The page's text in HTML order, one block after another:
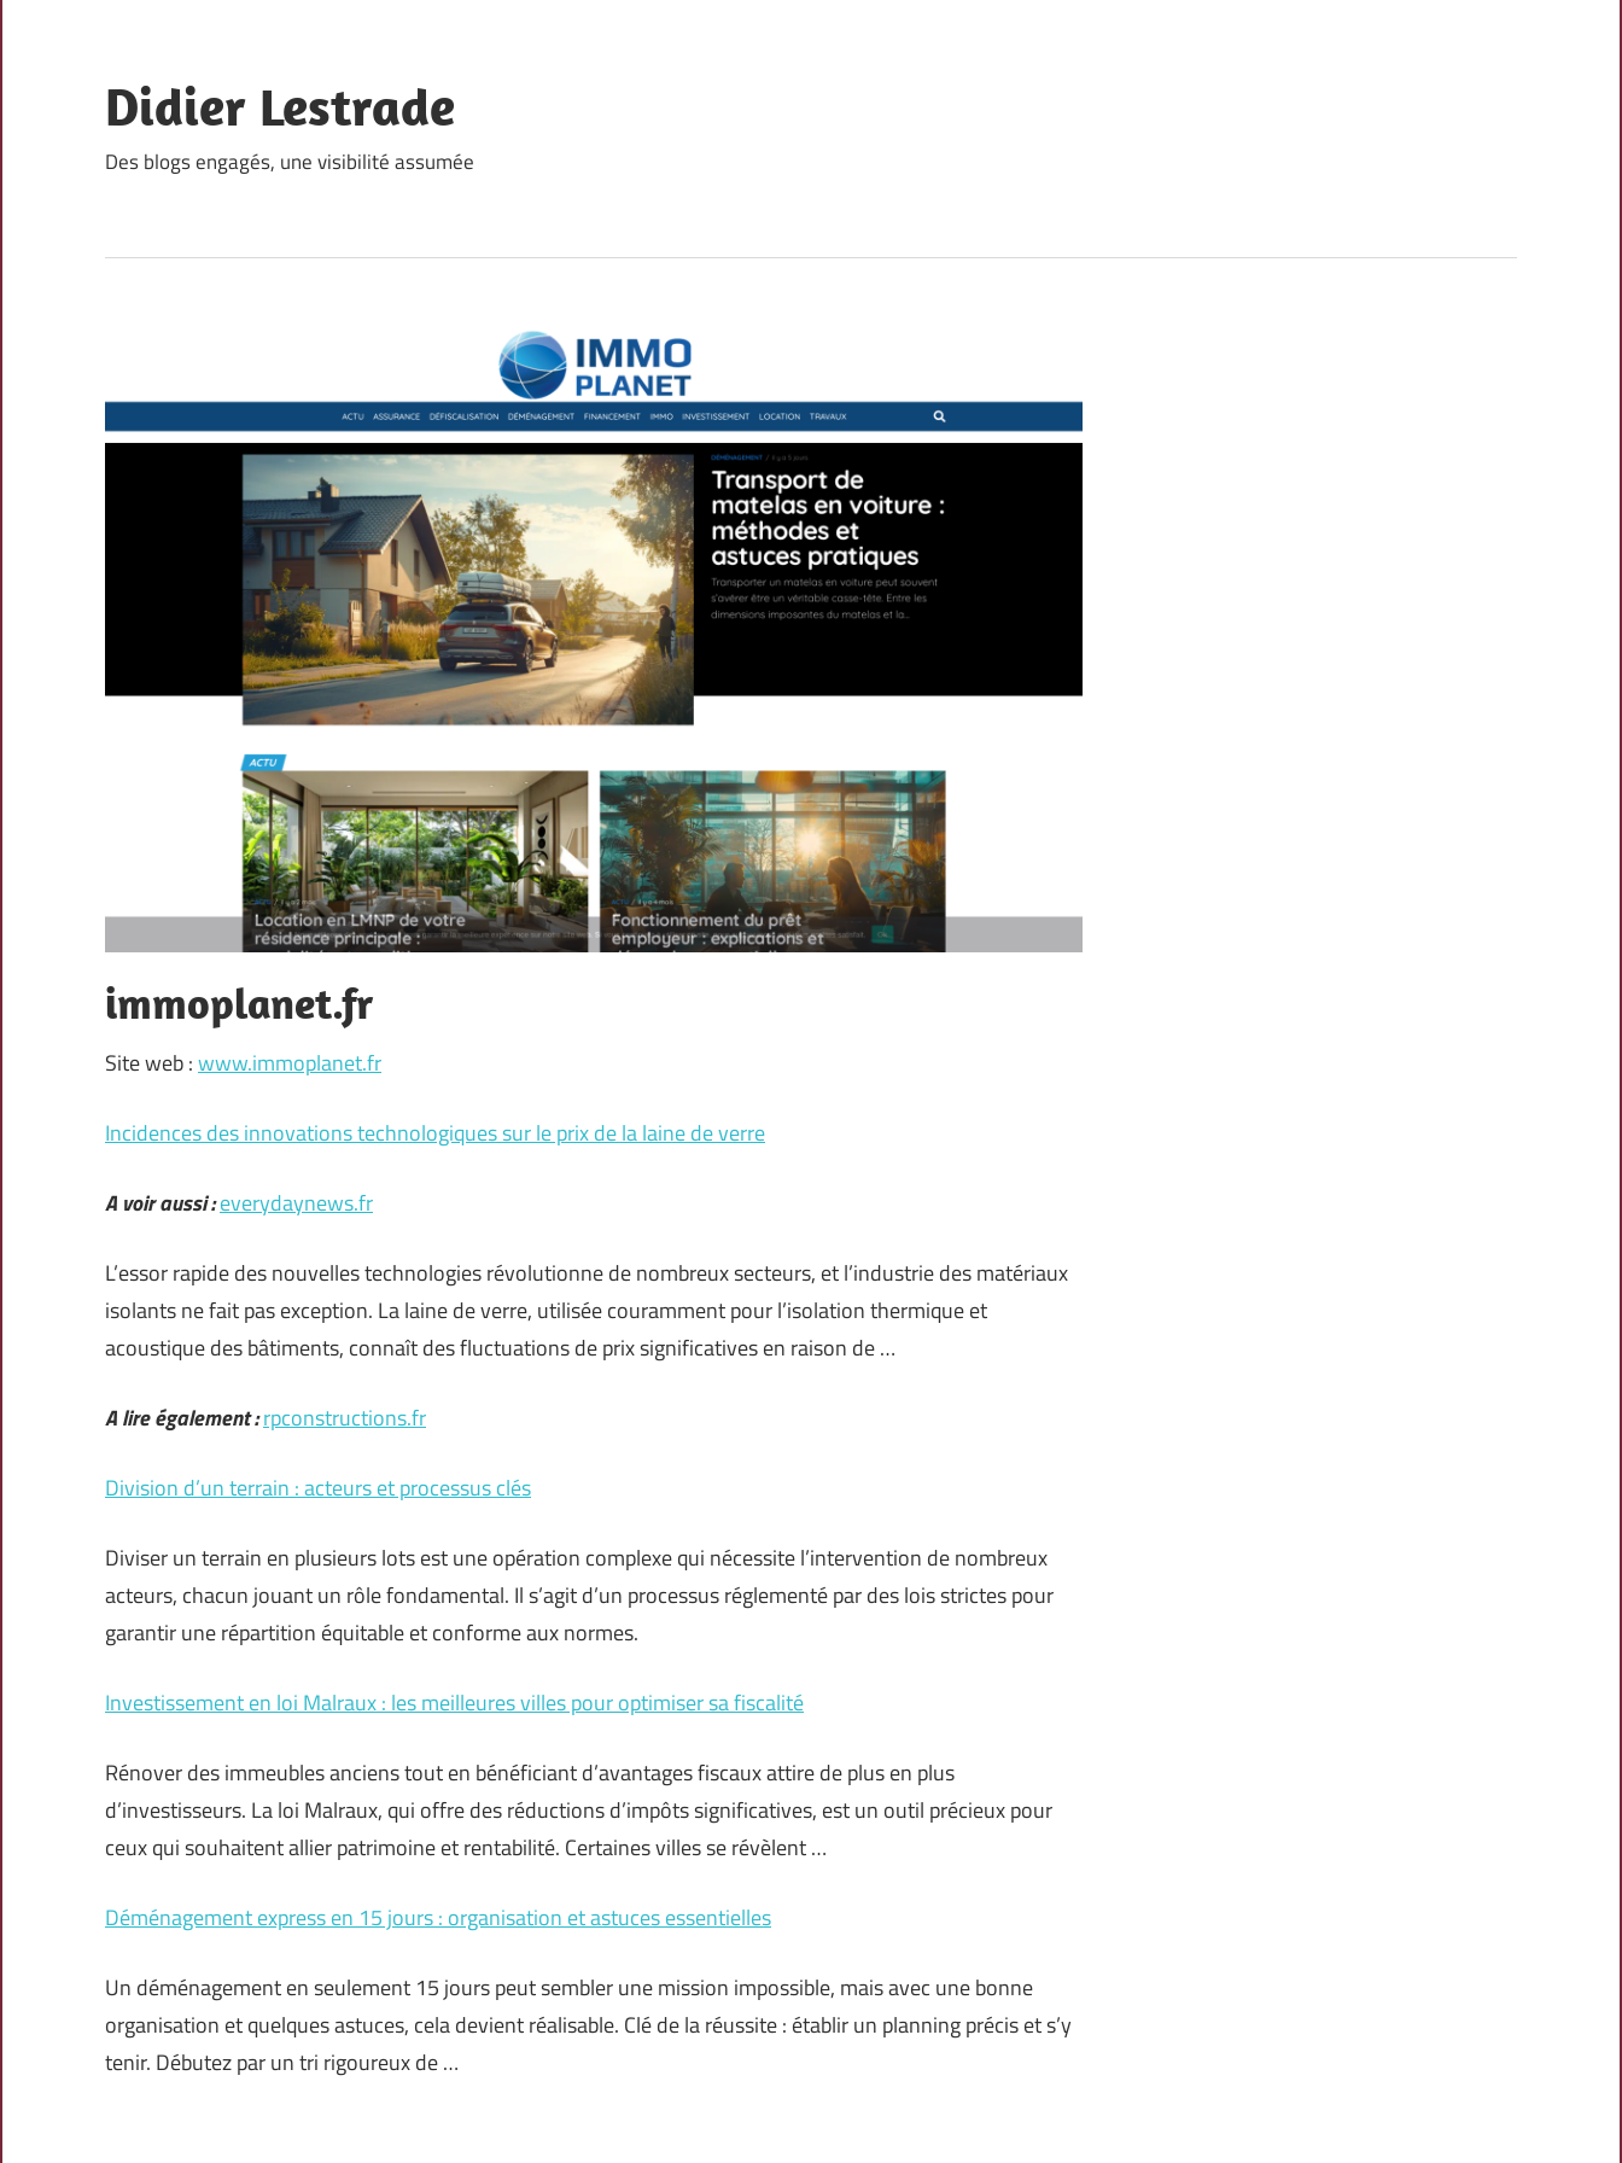
content
Didier Lestrade
Des blogs engagés, une visibilité assumée
immoplanet.fr
Site web :www.immoplanet.fr
Incidences des innovations technologiques sur le prix de la laine de verre
A voir aussi :everydaynews.fr
L’essor rapide des nouvelles technologies révolutionne de nombreux secteurs, et l’industrie des matériaux
isolants ne fait pas exception. La laine de verre, utilisée couramment pour l’isolation thermique et
acoustique des bâtiments, connaît des fluctuations de prix significatives en raison de …
A lire également :rpconstructions.fr
Division d’un terrain : acteurs et processus clés
Diviser un terrain en plusieurs lots est une opération complexe qui nécessite l’intervention de nombreux
acteurs, chacun jouant un rôle fondamental. Il s’agit d’un processus réglementé par des lois strictes pour
garantir une répartition équitable et conforme aux normes.
Investissement en loi Malraux : les meilleures villes pour optimiser sa fiscalité
Rénover des immeubles anciens tout en bénéficiant d’avantages fiscaux attire de plus en plus
d’investisseurs. La loi Malraux, qui offre des réductions d’impôts significatives, est un outil précieux pour
ceux qui souhaitent allier patrimoine et rentabilité. Certaines villes se révèlent …
Déménagement express en 15 jours : organisation et astuces essentielles
Un déménagement en seulement 15 jours peut sembler une mission impossible, mais avec une bonne
organisation et quelques astuces, cela devient réalisable. Clé de la réussite : établir un planning précis et s’y
tenir. Débutez par un tri rigoureux de …